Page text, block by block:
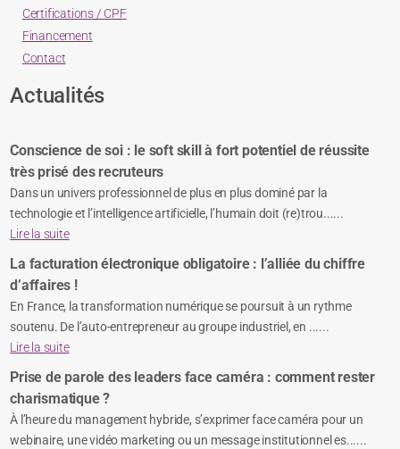
Certifications / CPF
Financement
Contact
Actualités
Conscience de soi : le soft skill à fort potentiel de réussite
très prisé des recruteurs
Dans un univers professionnel de plus en plus dominé par la
technologie et l’intelligence artificielle, l’humain doit (re)trou......
Lire la suite
La facturation électronique obligatoire : l’alliée du chiffre
d’affaires !
En France, la transformation numérique se poursuit à un rythme
soutenu. De l’auto-entrepreneur au groupe industriel, en ......
Lire la suite
Prise de parole des leaders face caméra : comment rester
charismatique ?
À l’heure du management hybride, s’exprimer face caméra pour un
webinaire, une vidéo marketing ou un message institutionnel es......